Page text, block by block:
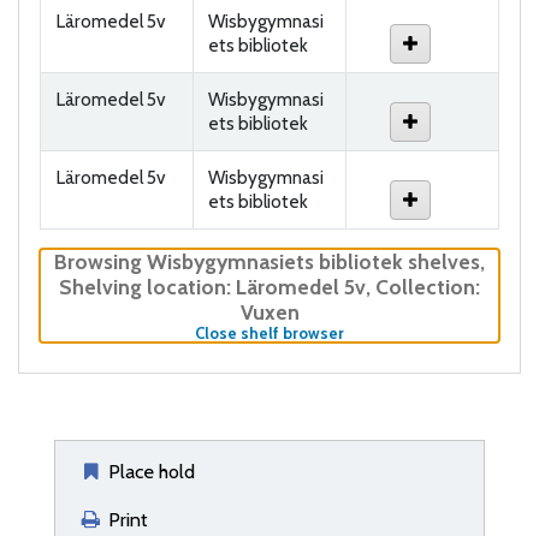
Läromedel 5v
Wisbygymnasi
ets bibliotek
Läromedel 5v
Wisbygymnasi
ets bibliotek
Läromedel 5v
Wisbygymnasi
ets bibliotek
Browsing Wisbygymnasiets bibliotek shelves,
Shelving location: Läromedel 5v, Collection:
Vuxen
Close shelf browser(Hides shelf browser)
Place hold
Print